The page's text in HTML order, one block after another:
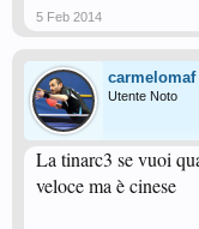
5 Feb 2014
carmelomaf
Utente Noto
La tinarc3 se vuoi
veloce ma è cinese